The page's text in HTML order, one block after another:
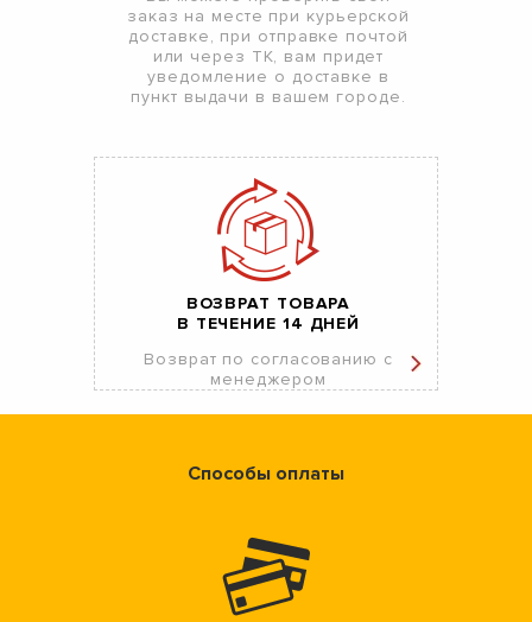
заказ на месте при курьерской
доставке, при отправке почтой
или через ТК, вам придет
уведомление о доставке в
пункт выдачи в вашем городе.
ВОЗВРАТ ТОВАРА
В ТЕЧЕНИЕ 14 ДНЕЙ
Возврат по согласованию с
менеджером
Способы оплаты